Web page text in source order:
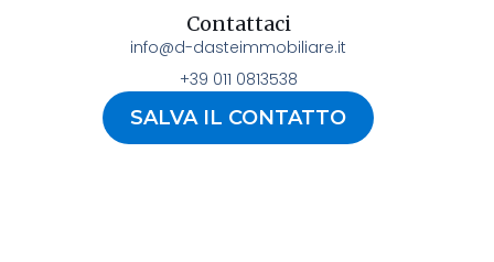
Contattaci
info@d-dasteimmobiliare.it
+39 011 0813538
SALVA IL CONTATTO